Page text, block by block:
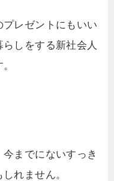
レゼントにもいい
しをする新社会人
までにないすっき
れません。